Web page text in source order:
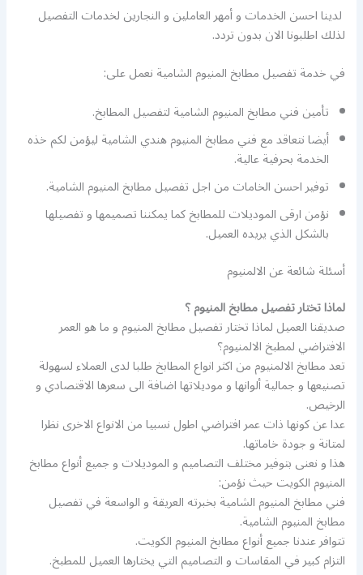
لدينا احسن الخدمات و أمهر العاملين و النجارين لخدمات التفصيل
لذلك اطلبونا الان بدون تردد.
في خدمة تفصيل مطابخ المنيوم الشامية نعمل على:
تأمين فني مطابخ المنيوم الشامية لتفصيل المطابخ.
أيضا نتعاقد مع فني مطابخ المنيوم هندي الشامية ليؤمن لكم خذه
الخدمة بحرفية عالية.
توفير احسن الخامات من اجل تفصيل مطابخ المنيوم الشامية.
نؤمن ارقى الموديلات للمطابخ كما يمكننا تصميمها و تفصيلها
بالشكل الذي يريده العميل.
أسئلة شائعة عن الالمنيوم
لماذا تختار تفصيل مطابخ المنيوم ؟
صديقنا العميل لماذا تختار تفصيل مطابخ المنيوم و ما هو العمر
الافتراضي لمطبخ الالمنيوم؟
تعد مطابخ الالمنيوم من اكثر انواع المطابخ طلبا لدى العملاء لسهولة
تصنيعها و جمالية ألوانها و موديلاتها اضافة الى سعرها الاقتصادي و
الرخيص.
عدا عن كونها ذات عمر افتراضي اطول نسبيا من الانواع الاخرى نظرا
لمتانة و جودة خاماتها.
هذا و نعنى بتوفير مختلف التصاميم و الموديلات و جميع أنواع مطابخ
المنيوم الكويت حيث نؤمن:
فني مطابخ المنيوم الشامية بخبرته العريقة و الواسعة في تفصيل
مطابخ المنيوم الشامية.
تتوافر عندنا جميع أنواع مطابخ المنيوم الكويت.
التزام كبير في المقاسات و التصاميم التي يختارها العميل للمطبخ.